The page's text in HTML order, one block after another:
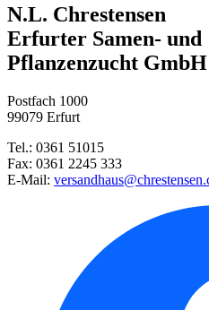
Salatgurke Saladin, F1
Veredlungsunterlage für Tomate ...
Bullhorn-Paprika Corno di toro ...
Basilikum-Mix - Saatscheiben S ...
Gartenkresse Einfache - Saatsc ...
Dill Blattreicher
Veredelungsklammer für Gurken ...
N.L. Chrestensen
Erfurter Samen- und
Pflanzenzucht GmbH
Postfach 1000
99079 Erfurt
Tel.: 0361 51015
Fax: 0361 2245 333
E-Mail: